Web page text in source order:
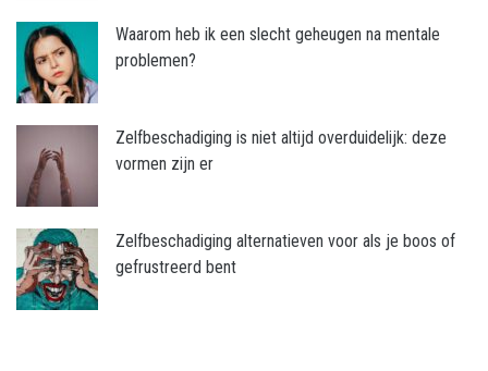
Waarom heb ik een slecht geheugen na mentale
problemen?
Zelfbeschadiging is niet altijd overduidelijk: deze
vormen zijn er
Zelfbeschadiging alternatieven voor als je boos of
gefrustreerd bent